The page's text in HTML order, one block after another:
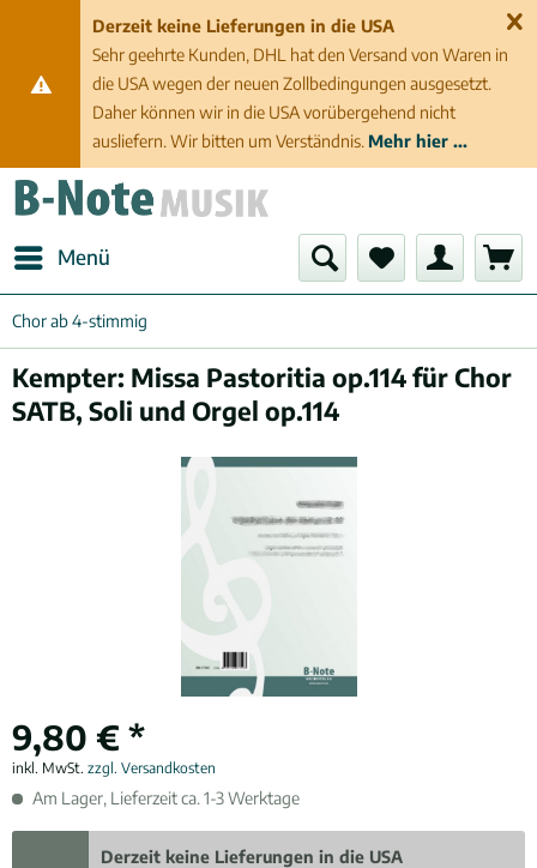
Derzeit keine Lieferungen in die USA
Sehr geehrte Kunden, DHL hat den Versand von Waren in
die USA wegen der neuen Zollbedingungen ausgesetzt.
Daher können wir in die USA vorübergehend nicht
ausliefern. Wir bitten um Verständnis. Mehr hier ...
Menü
Chor ab 4-stimmig
Kempter: Missa Pastoritia op.114 für Chor
SATB, Soli und Orgel op.114
9,80 € *
inkl. MwSt. zzgl. Versandkosten
Am Lager, Lieferzeit ca. 1-3 Werktage
Derzeit keine Lieferungen in die USA